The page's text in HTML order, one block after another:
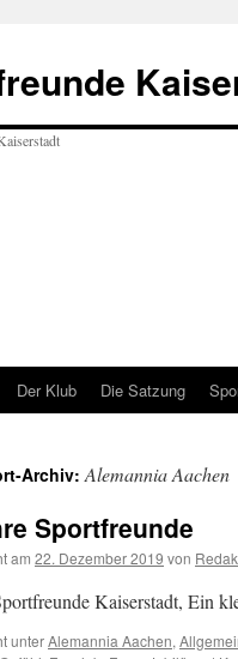
Der Klub Die Satzung
Archiv:Alemannia Aachen
Sportfreunde
am 22. Dezember 2019 von
Kaiserstadt, Ein
unterAlemannia Aachen,